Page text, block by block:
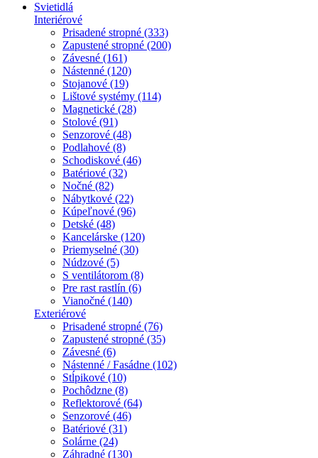
Svietidlá
Interiérové
Prisadené stropné (333)
Zapustené stropné (200)
Závesné (161)
Nástenné (120)
Stojanové (19)
Lištové systémy (114)
Magnetické (28)
Stolové (91)
Senzorové (48)
Podlahové (8)
Schodiskové (46)
Batériové (32)
Nočné (82)
Nábytkové (22)
Kúpeľnové (96)
Detské (48)
Kancelárske (120)
Priemyselné (30)
Núdzové (5)
S ventilátorom (8)
Pre rast rastlín (6)
Vianočné (140)
Exteriérové
Prisadené stropné (76)
Zapustené stropné (35)
Závesné (6)
Nástenné / Fasádne (102)
Stĺpikové (10)
Pochôdzne (8)
Reflektorové (64)
Senzorové (46)
Batériové (31)
Solárne (24)
Záhradné (130)